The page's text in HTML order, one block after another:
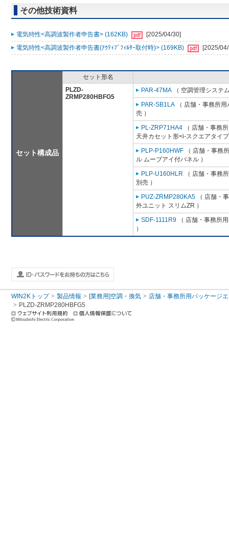
その他技術資料
電気特性<高調波製作者申告書> (162KB)
[2025/04/30]
電気特性<高調波製作者申告書(ｱｸﾃｨﾌﾞﾌｨﾙﾀｰ取付時)> (169KB)
[2025/
セット構成品
セット形名
PLZD-
ZRMP280HBFG5
PAR-47MA （ 空調管理システ
PAR-SB1LA （ 店舗・事務所
売 ）
PL-ZRP71HA4 （ 店舗・事務
天井カセット形<i-スクエアタイ
PLP-P160HWF （ 店舗・事務
ル ムーブアイ付パネル ）
PLP-U160HLR （ 店舗・事務
別売 ）
PUZ-ZRMP280KA5 （ 店舗・
外ユニット スリムZR ）
SDF-1111R9 （ 店舗・事務所
）
WIN2Kトップ 製品情報 [業務用]空調・換気
店舗・事務所用パッケージ
PLZD-ZRMP280HBFG5